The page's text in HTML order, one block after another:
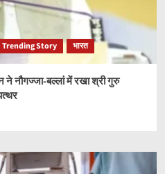
Trending Story भारत
ने नौगज्जा-बल्लां में रखा श्री गुरु